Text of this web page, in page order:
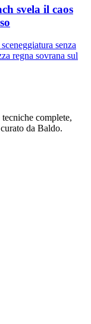
svela il caos
senza
regna sovrana sul
complete,
da Baldo.